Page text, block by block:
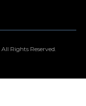
All Rights Reserved.